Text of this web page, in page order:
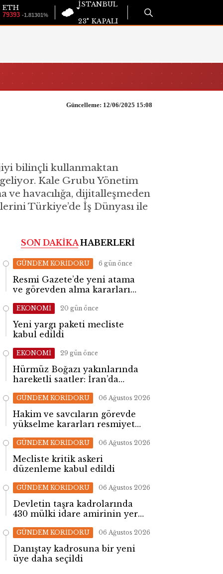
ETH
79393 -1.81301%
İSTANBUL
23° KAPALI
Güncelleme: 12/06/2025 15:08
bilinçli kullanmaktan
Kale Grubu Yönetim
ve havacılığa, dijitalleşmeden
Türkiye’de İş Dünyası ile
SON DAKİKAHABERLERİ
GÜNDEM KORİDORU 6 gün önce
Resmi Gazete’de yeni atama
ve görevden alma kararları
EKONOMİ 20 gün önce
Yeni yargı paketi mecliste
kabul edildi
EKONOMİ 29 gün önce
Hürmüz Boğazı yakınlarında
hareketli saatler: İran’da
GÜNDEM KORİDORU 06 Ağustos 2026
Hakim ve savcıların görevde
yükselme kararları resmiyet
GÜNDEM KORİDORU 06 Ağustos 2026
Mecliste kritik askeri
düzenleme kabul edildi
GÜNDEM KORİDORU 06 Ağustos 2026
Devletin taşra kadrolarında
430 mülki idare amirinin yeri
GÜNDEM KORİDORU 06 Ağustos 2026
Danıştay kadrosuna bir yeni
üye daha seçildi